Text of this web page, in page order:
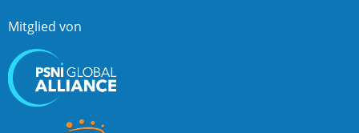
Mitglied von